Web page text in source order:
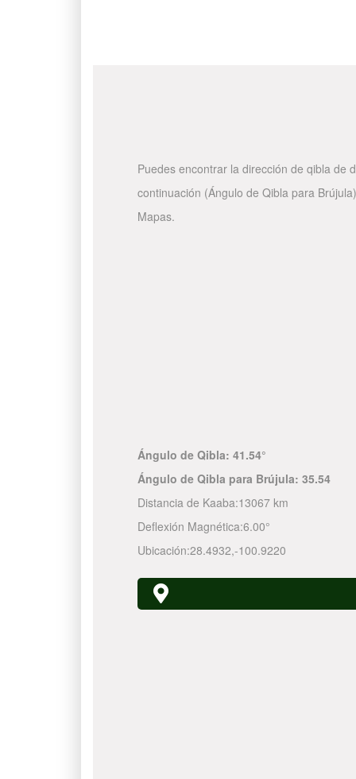
Puedes encontrar la dirección de qibla de
continuación (Ángulo de Qibla para
Mapas.
Ángulo de Qibla: 41.54°
Ángulo de Qibla para Brújula: 35.54
Distancia de Kaaba:13067 km
Deflexión Magnética:6.00°
Ubicación:28.4932,-100.9220